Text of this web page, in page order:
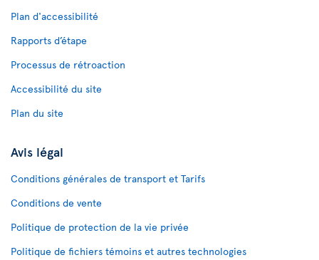
Plan d'accessibilité
Rapports d’étape
Processus de rétroaction
Accessibilité du site
Plan du site
Avis légal
Conditions générales de transport et Tarifs
Conditions de vente
Politique de protection de la vie privée
Politique de fichiers témoins et autres technologies